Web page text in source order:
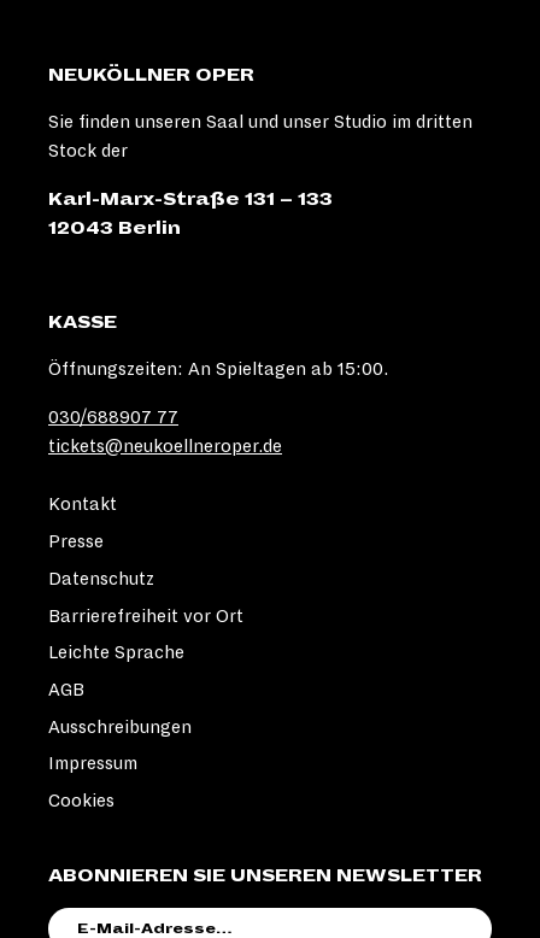
NEUKÖLLNER OPER
Sie finden unseren Saal und unser Studio im dritten
Stock der
Karl-Marx-Straße 131 – 133
12043 Berlin
KASSE
Öffnungszeiten: An Spieltagen ab 15:00.
030/688907 77
tickets@neukoellneroper.de
ABONNIEREN SIE UNSEREN NEWSLETTER
Kontakt
Presse
Datenschutz
Barrierefreiheit vor Ort
Leichte Sprache
AGB
Ausschreibungen
Impressum
Cookies